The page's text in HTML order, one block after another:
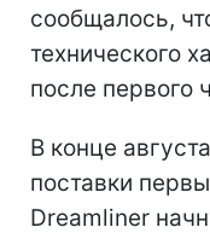
сообщалось,
технического
после первого
В конце
поставки
Dreamliner